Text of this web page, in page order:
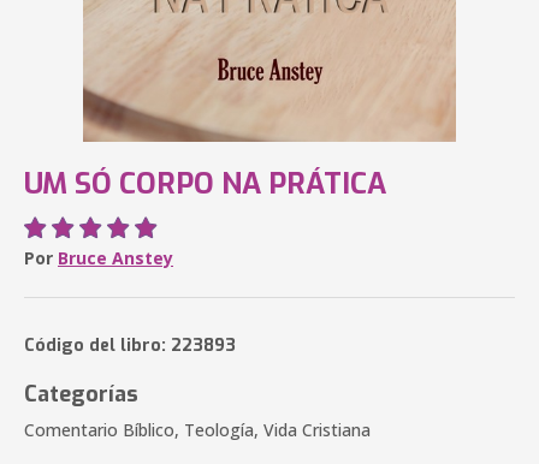
UM SÓ CORPO NA PRÁTICA
Por Bruce Anstey
Código del libro: 223893
Categorías
Comentario Bíblico, Teología, Vida Cristiana